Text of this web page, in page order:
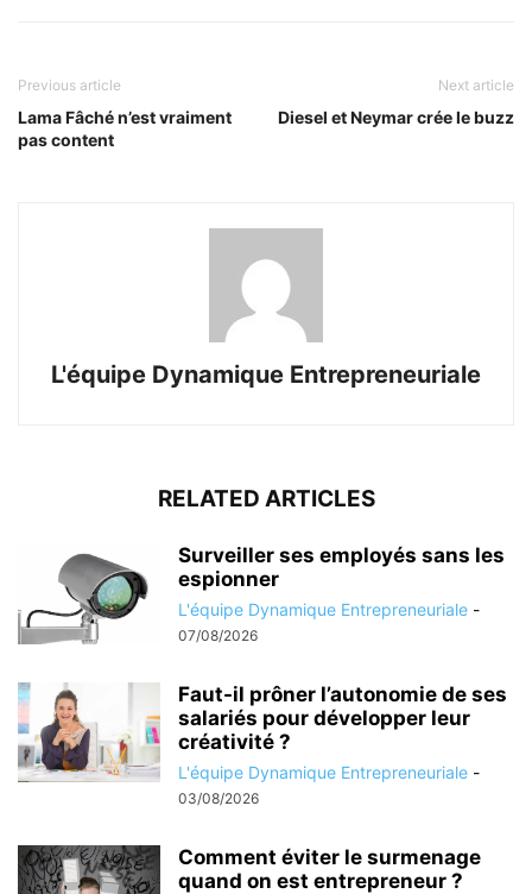
Previous article
Lama Fâché n’est vraiment
pas content
Next article
Diesel et Neymar crée le buzz
L'équipe Dynamique Entrepreneuriale
RELATED ARTICLES
Surveiller ses employés sans les
espionner
L'équipe Dynamique Entrepreneuriale -
07/08/2026
Faut-il prôner l’autonomie de ses
salariés pour développer leur
créativité ?
L'équipe Dynamique Entrepreneuriale -
03/08/2026
Comment éviter le surmenage
quand on est entrepreneur ?